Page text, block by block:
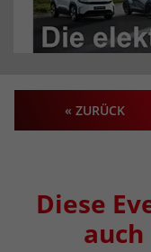
« ZURÜCK
Diese